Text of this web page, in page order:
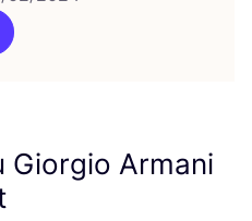
Giorgio Armani